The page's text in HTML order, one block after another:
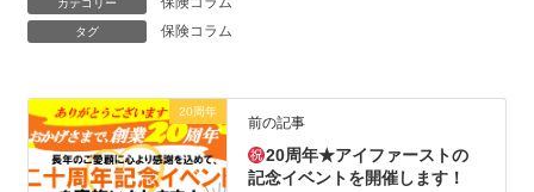
カテゴリー
タグ 保険コラム
20周年
前の記事
20周年★アイファーストの
記念イベントを開催します！